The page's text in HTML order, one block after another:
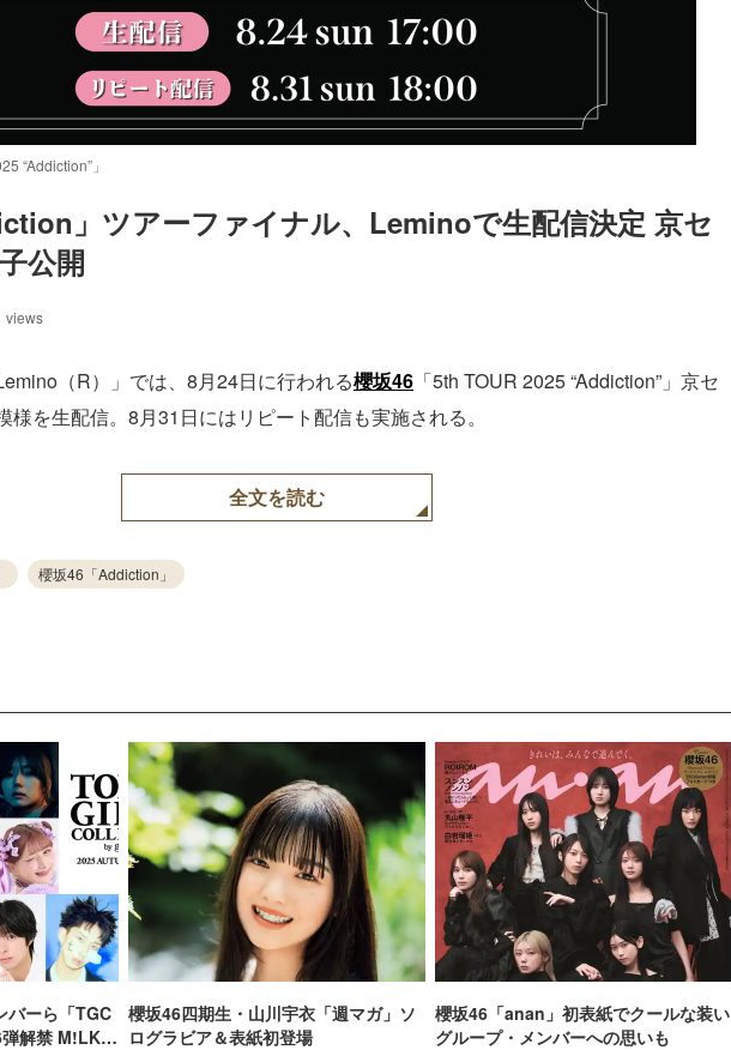
“Addiction”」
」ツアーファイナル、Leminoで生配信決定 京セ
公開
views
（R）」では、8月24日に行われる櫻坂46 「5th TOUR 2025 “Addiction”」京セ
様を生配信。8月31日にはリピート配信も実施される。
全文を読む
櫻坂46「Addiction」
バーら「TGC
解禁 M!LK曽
櫻坂46四期生・山川宇衣「週マガ」ソ
ログラビア＆表紙初登場
櫻坂46「anan」初表紙でクールな装い
グループ・メンバーへの思いも